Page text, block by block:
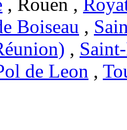
Boiseau ,
,
de Leon ,